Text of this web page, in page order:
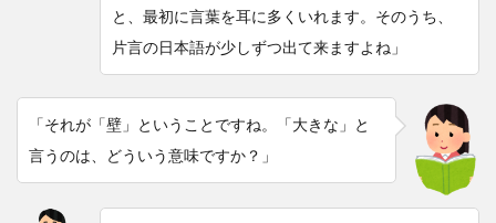
と、最初に言葉を耳に多くいれます。そのうち、
片言の日本語が少しずつ出て来ますよね」
「それが「壁」ということですね。「大きな」と
言うのは、どういう意味ですか？」